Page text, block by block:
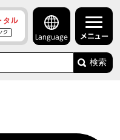
タル
ク
Language メニュー
検索